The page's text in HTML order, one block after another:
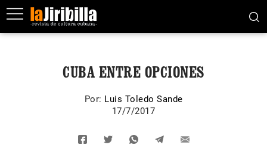
CUBA ENTRE OPCIONES
Por: Luis Toledo Sande
17/7/2017